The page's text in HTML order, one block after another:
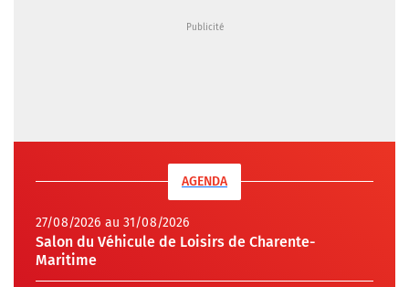
AGENDA
27/08/2026 au 31/08/2026
Salon du Véhicule de Loisirs de Charente-
Maritime